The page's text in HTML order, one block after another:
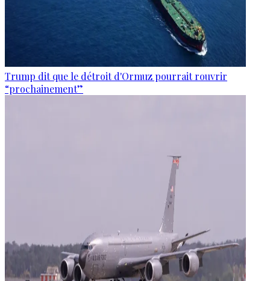
Trump dit que le détroit d'Ormuz pourrait rouvrir
“prochainement”